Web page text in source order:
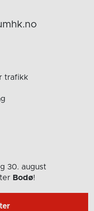
trafikk
30. august
Bodø!